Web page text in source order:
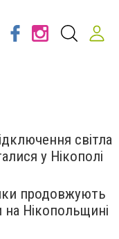
світла
у Нікополі
продовжують
на Нікопольщині